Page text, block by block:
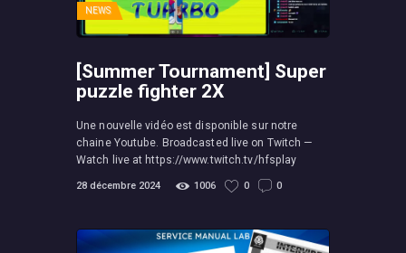
NEWS
[Summer Tournament] Super
puzzle fighter 2X
Une nouvelle vidéo est disponible sur notre
chaine Youtube. Broadcasted live on Twitch —
Watch live at https://www.twitch.tv/hfsplay
28 décembre 2024 1006 0 0